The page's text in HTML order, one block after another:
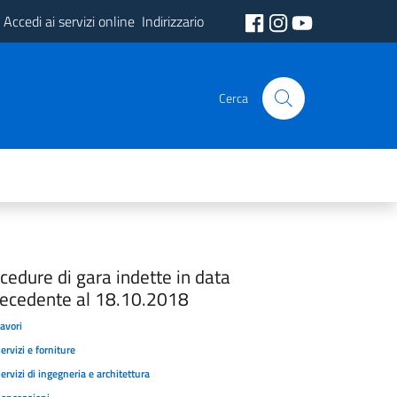
Accedi ai servizi online Indirizzario
Cerca
di gara indette in data
al 18.10.2018
e forniture
di ingegneria e architettura